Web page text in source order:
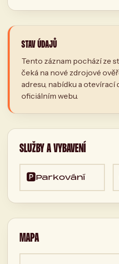
STAV ÚDAJŮ
Tento záznam pochází ze
čeká na nové zdrojové
adresu, nabídku a otevírací
oficiálním webu.
SLUŽBY A VYBAVENÍ
🅿️Parkování
MAPA